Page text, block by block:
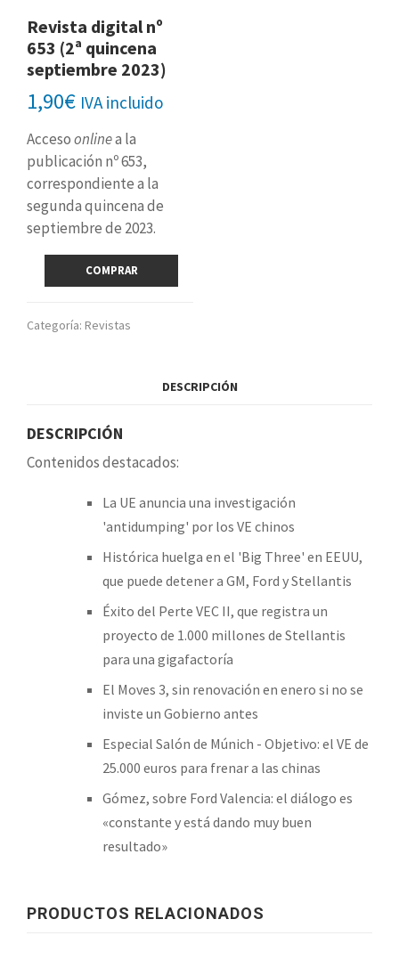
Revista digital nº
653 (2ª quincena
septiembre 2023)
1,90€ IVA incluido
Accesoonlinea la
publicación nº 653,
correspondiente a la
segunda quincena de
septiembre de 2023.
653
COMPRAR
Categoría: Revistas
DESCRIPCIÓN
DESCRIPCIÓN
Contenidos destacados:
La UE anuncia una investigación
'antidumping' por los VE chinos
Histórica huelga en el 'Big Three' en EEUU,
que puede detener a GM, Ford y Stellantis
Éxito del Perte VEC II, que registra un
proyecto de 1.000 millones de Stellantis
para una gigafactoría
El Moves 3, sin renovación en enero si no se
inviste un Gobierno antes
Especial Salón de Múnich - Objetivo: el VE de
25.000 euros para frenar a las chinas
Gómez, sobre Ford Valencia: el diálogo es
«constante y está dando muy buen
resultado»
PRODUCTOS RELACIONADOS